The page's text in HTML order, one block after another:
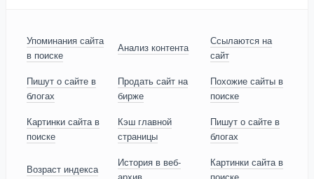
Упоминания сайта
в поиске
Анализ контента
Ссылаются на
сайт
Пишут о сайте в
блогах
Продать сайт на
бирже
Похожие сайты в
поиске
Картинки сайта в
поиске
Кэш главной
страницы
Пишут о сайте в
блогах
Возраст индекса
История в веб-
Картинки сайта в